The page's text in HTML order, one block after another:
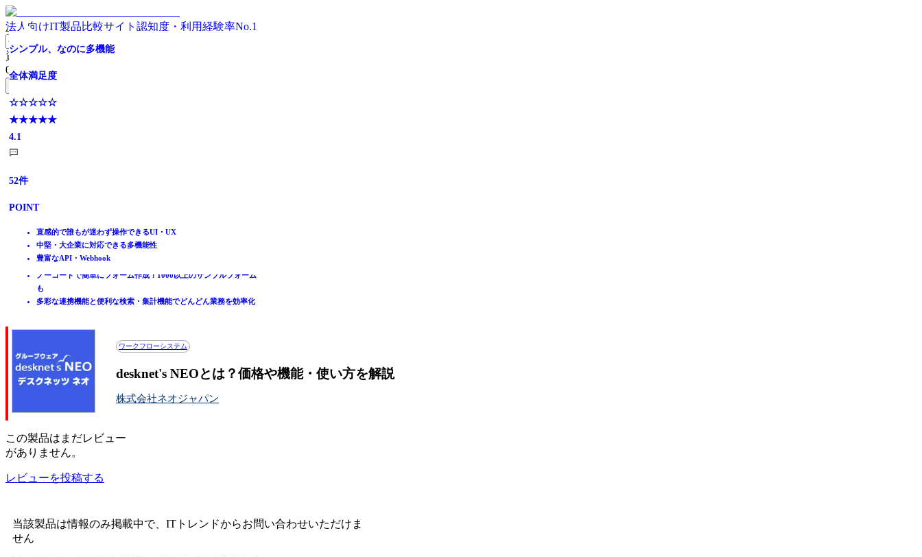
法人向けIT製品比較サイト 認知度・利用経験率No.1
資料請求リスト
0 件
製品を探す
動画で学ぶ
IT製品比較TOP
ワークフローシステム
desknet's NEO
desknet's NEOの評判・口コミ
ワークフローシステム
desknet's NEOとは？価格や機能・使い方を解説
株式会社ネオジャパン
この製品はまだレビュー
がありません。
レビューを投稿する
当該製品は情報のみ掲載中で、ITトレンドからお問い合わせいただけま
せん
申請の電子化により、ペーパーレスと迅速な承認を実現
全体満足度
☆☆☆☆☆
★★★★★
3.9
1618件
POINT
申請の差し戻し・回覧・路線検索など必要な機能を完備
ITリテラシーを問わず使える申請、承認画面
APIを利用した他機能、他製品との連携が可能
申請・決裁の電子化も簡単 中小企業向けグループウェア
全体満足度
☆☆☆☆☆
★★★★★
4.0
955件
POINT
「ワークフロー」をはじめ、誰でもかんたんに使える機能が満載
パソコン、タブレット、スマートフォンなど様々なデバイスに対
応
破
モバイル対応でいつでもどこでも経費精算
全体満足度
☆☆☆☆☆
★★★★★
4.2
305件
POINT
手入力ミスを省けるオートメーション機能＆ペーパーレス運用
交通費・出張旅費の申請処理から会計ソフトへの仕訳連携まで対
応
小規模から大規模まで使いやすい 電子稟議システム
全体満足度
☆☆☆☆☆
★★★★★
4.0
177件
POINT
マニュアル不要で、直感的に利用可能
ノーコード・AI支援で申請書を簡単作成
メールやSlack通知で外出先からも迅速承認
導入後メンテの工数ゼロ！シンプルで圧倒的安値
全体満足度
☆☆☆☆☆
★★★★★
4.0
172件
POINT
社内のあらゆる申請に対応！スマホからも申請・承認可能！
クラウドサインと連携！社内・社外とのやり取りもペーパーレス
化
複雑な承認フローも組織設定も、マウス操作でかんたん実
☆☆☆☆☆
★★★★★
3.6
複雑な承認フローにも対応し、部門～全社・グループ 利用も可能
他システムとの連携・データ活用ができる汎用ワークフロー基盤
AI活用で、申請・承認プロセスやアドオン開発をサポート
継続率99.86％。使いやすくて定着するクラウド型ワーク
☆☆☆☆☆
★★★★★
3.8
国内シェアNo.1！直感的操作で使いやすく稟議も運用できる機能
性
ノーコードで簡単にフォーム作成！1000以上のサンプルフォーム
も
多彩な連携機能と便利な検索・集計機能でどんどん業務を効率化
シンプル、なのに多機能
全体満足度
☆☆☆☆☆
★★★★★
4.1
52件
POINT
直感的で誰もが迷わず操作できるUI・UX
中堅・大企業に対応できる多機能性
豊富なAPI・Webhook